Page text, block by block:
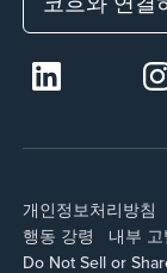
개인정보처리방침
행동 강령
내부
Do Not Sell or